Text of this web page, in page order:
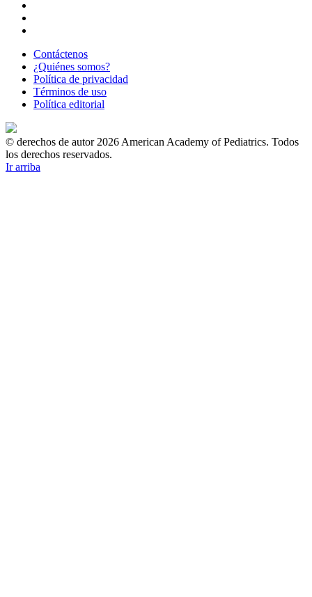
Contáctenos
¿Quiénes somos?
Política de privacidad
Términos de uso
Política editorial
© derechos de autor 2026 American Academy of Pediatrics. Todos
los derechos reservados.
Ir arriba